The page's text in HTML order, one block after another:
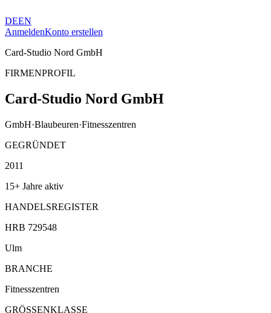
DEEN
AnmeldenKonto erstellen
Card-Studio Nord GmbH
FIRMENPROFIL
Card-Studio Nord GmbH
GmbH·Blaubeuren·Fitnesszentren
GEGRÜNDET
2011
15+ Jahre aktiv
HANDELSREGISTER
HRB 729548
Ulm
BRANCHE
Fitnesszentren
GRÖSSENKLASSE